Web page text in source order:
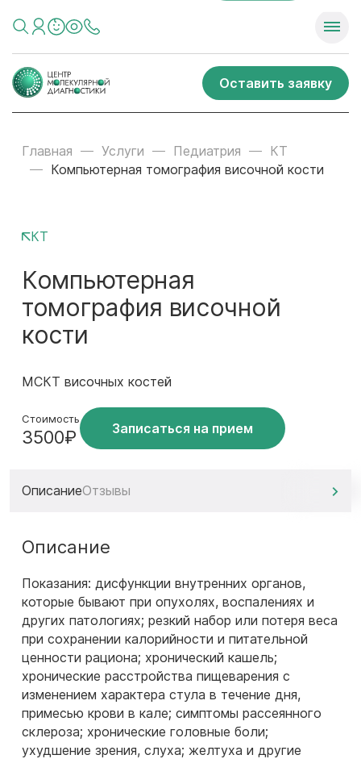
Оставить заявку
Главная Услуги Педиатрия
КТ
Компьютерная томография височной кости
КТ
Компьютерная
томография височной
кости
МСКТ височных костей
Стоимость
3500₽ Записаться на прием
ОписаниеОтзывы
Описание
Показания: дисфункции внутренних органов,
которые бывают при опухолях, воспалениях и
других патологиях; резкий набор или потеря веса
при сохранении калорийности и питательной
ценности рациона; хронический кашель;
хронические расстройства пищеварения с
изменением характера стула в течение дня,
примесью крови в кале; симптомы рассеянного
склероза; хронические головные боли;
ухудшение зрения, слуха; желтуха и другие